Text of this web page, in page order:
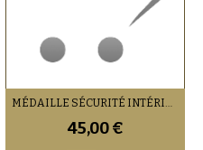
MÉDAILLE SÉCURITÉ INTÉRIEUR BRONZE
45,00 €